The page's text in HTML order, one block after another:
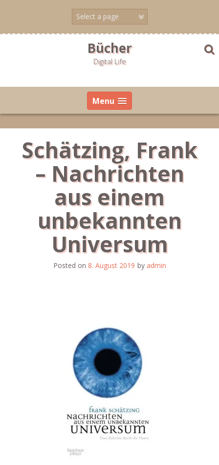
Bücher
Digital Life
Menu
Schätzing, Frank
– Nachrichten
aus einem
unbekannten
Universum
Posted on 8. August 2019 by admin